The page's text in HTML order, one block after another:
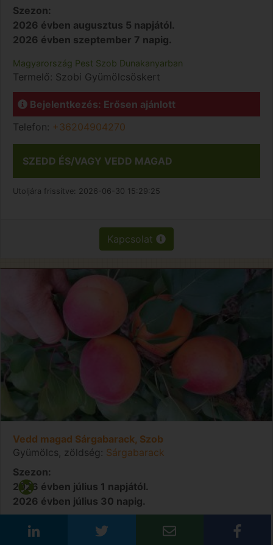
Szezon:
2026 évben augusztus 5 napjától.
2026 évben szeptember 7 napig.
Magyarország Pest Szob Dunakanyarban
Termelő: Szobi Gyümölcsöskert
Bejelentkezés: Erősen ajánlott
Telefon: +36204904270
SZEDD ÉS/VAGY VEDD MAGAD
Utoljára frissítve: 2026-06-30 15:29:25
Kapcsolat
Vedd magad Sárgabarack, Szob
Gyümölcs, zöldség: Sárgabarack
Szezon:
2026 évben július 1 napjától.
2026 évben július 30 napig.
Magyarország Szob Dunakanyarban
Termelő: Szobi Gyümölcsöskert